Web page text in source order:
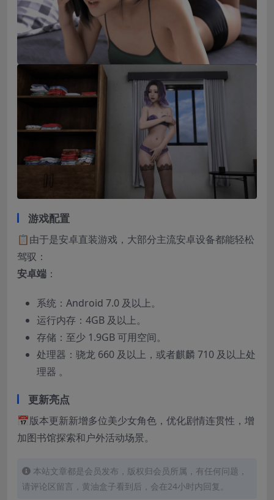
游戏配置
📋由于是安卓直装游戏，大部分主流安卓设备都能轻松
驾驭：
安卓端 ：
系统：Android 7.0 及以上。
运行内存：4GB 及以上。
存储：至少 1.9GB 可用空间。
处理器：骁龙 660 及以上，或者麒麟 710 及以上处
理器 。
更新亮点
📅版本更新新增多位美少女角色，优化剧情连贯性，增
加图书馆探索和户外活动场景。
本站文章都是会员发布，版权归会员所属，有任何问题，
请评论区留言，黄油盒子看到后，会在24小时内回复。